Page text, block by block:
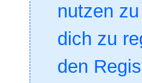
nutzen
dich zu
den